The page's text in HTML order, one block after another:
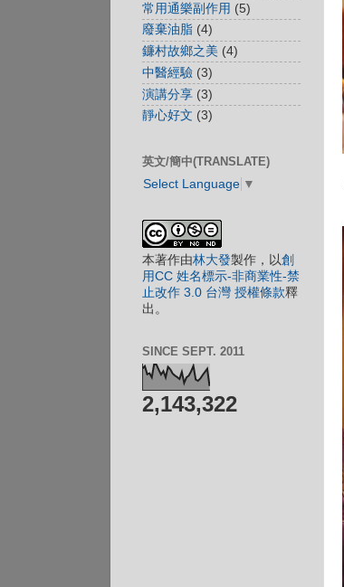
常用通樂副作用 (5)
廢棄油脂 (4)
鐮村故鄉之美 (4)
中醫經驗 (3)
演講分享 (3)
靜心好文 (3)
英文/簡中(TRANSLATE)
Select Language ▼
本著作由林大發製作，以創
用CC 姓名標示-非商業性-禁
止改作 3.0 台灣 授權條款釋
出。
SINCE SEPT. 2011
2,143,322